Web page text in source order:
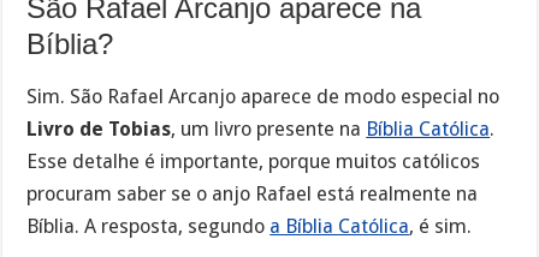
São Rafael Arcanjo aparece na
Bíblia?
Sim. São Rafael Arcanjo aparece de modo especial no
Livro de Tobias, um livro presente na Bíblia Católica.
Esse detalhe é importante, porque muitos católicos
procuram saber se o anjo Rafael está realmente na
Bíblia. A resposta, segundo a Bíblia Católica, é sim.